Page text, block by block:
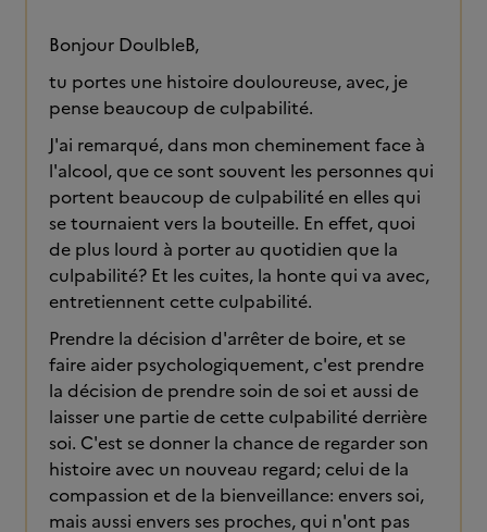
Bonjour DoulbleB,
tu portes une histoire douloureuse, avec, je
pense beaucoup de culpabilité.
J'ai remarqué, dans mon cheminement face à
l'alcool, que ce sont souvent les personnes qui
portent beaucoup de culpabilité en elles qui
se tournaient vers la bouteille. En effet, quoi
de plus lourd à porter au quotidien que la
culpabilité? Et les cuites, la honte qui va avec,
entretiennent cette culpabilité.
Prendre la décision d'arrêter de boire, et se
faire aider psychologiquement, c'est prendre
la décision de prendre soin de soi et aussi de
laisser une partie de cette culpabilité derrière
soi. C'est se donner la chance de regarder son
histoire avec un nouveau regard; celui de la
compassion et de la bienveillance: envers soi,
mais aussi envers ses proches, qui n'ont pas